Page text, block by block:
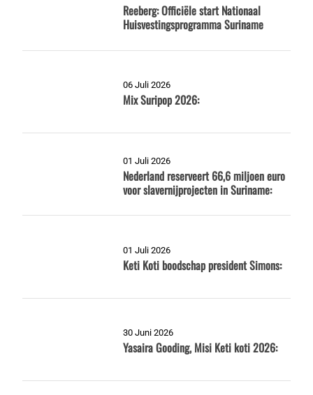
Reeberg: Officiële start Nationaal
Huisvestingsprogramma Suriname
06 Juli 2026
Mix Suripop 2026:
01 Juli 2026
Nederland reserveert 66,6 miljoen euro
voor slavernijprojecten in Suriname:
01 Juli 2026
Keti Koti boodschap president Simons:
30 Juni 2026
Yasaira Gooding, Misi Keti koti 2026: